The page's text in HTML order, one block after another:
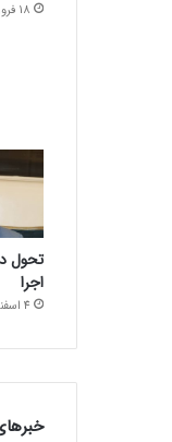
18 فروردین 1405
تحول
اجرا
4 اسفند 1404